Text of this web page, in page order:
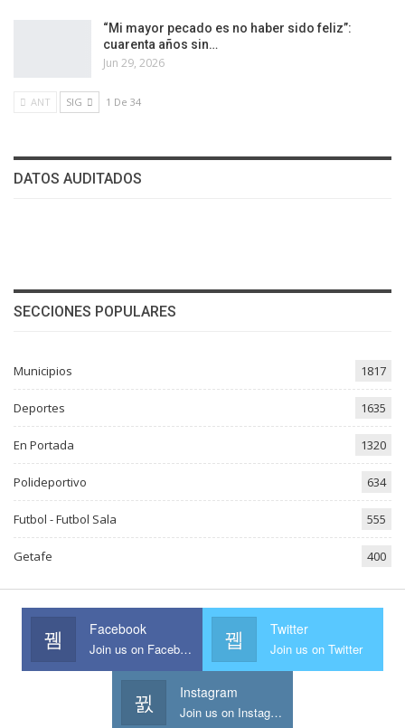
“Mi mayor pecado es no haber sido feliz”:
cuarenta años sin…
Jun 29, 2026
ANT SIG 1 De 34
DATOS AUDITADOS
SECCIONES POPULARES
Municipios 1817
Deportes 1635
En Portada 1320
Polideportivo 634
Futbol - Futbol Sala 555
Getafe 400
Facebook
Join us on Facebook
Twitter
Join us on Twitter
Instagram
Join us on Instagram